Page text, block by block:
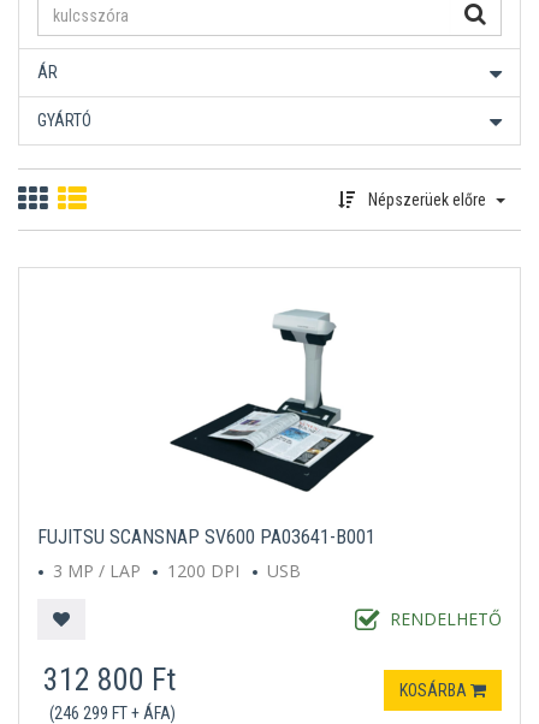
ÁR
GYÁRTÓ
Népszerüek előre
FUJITSU SCANSNAP SV600 PA03641-B001
3 MP / LAP
1200 DPI USB
RENDELHETŐ
312 800 Ft
(246 299 FT + ÁFA)
KOSÁRBA